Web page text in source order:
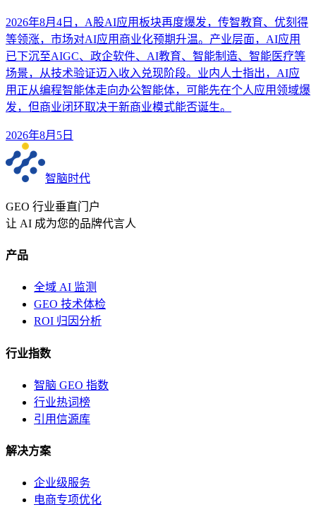
2026年8月4日，A股AI应用板块再度爆发，传智教育、优刻得
等领涨，市场对AI应用商业化预期升温。产业层面，AI应用
已下沉至AIGC、政企软件、AI教育、智能制造、智能医疗等
场景，从技术验证迈入收入兑现阶段。业内人士指出，AI应
用正从编程智能体走向办公智能体，可能先在个人应用领域爆
发，但商业闭环取决于新商业模式能否诞生。
2026年8月5日
智脑时代
GEO 行业垂直门户
让 AI 成为您的品牌代言人
产品
全域 AI 监测
GEO 技术体检
ROI 归因分析
行业指数
智脑 GEO 指数
行业热词榜
引用信源库
解决方案
企业级服务
电商专项优化